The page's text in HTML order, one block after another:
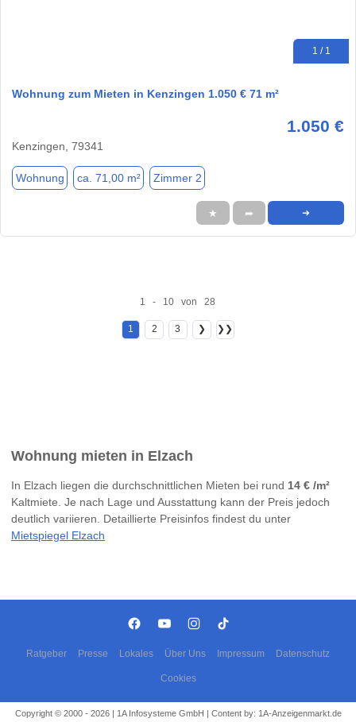
1 / 1
Wohnung zum Mieten in Kenzingen 1.050 € 71 m²
1.050 €
Kenzingen, 79341
Wohnung ca. 71,00 m² Zimmer 2
★ ➦ ➜
1 - 10 von 28
1 2 3 ❯ ❯❯
Wohnung mieten in Elzach
In Elzach liegen die durchschnittlichen Mieten bei rund 14 € /m²
Kaltmiete. Je nach Lage und Ausstattung kann der Preis jedoch
deutlich variieren. Detaillierte Preisinfos findest du unter
Mietspiegel Elzach
Ratgeber Presse Lokales Über Uns Impressum Datenschutz
Cookies
Copyright © 2000 - 2026 | 1A Infosysteme GmbH | Content by: 1A-Anzeigenmarkt.de